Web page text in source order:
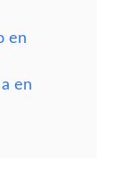
en
en